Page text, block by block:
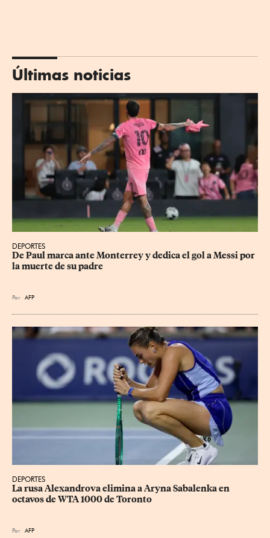
Últimas noticias
DEPORTES
De Paul marca ante Monterrey y dedica el gol a Messi por
la muerte de su padre
Por AFP
DEPORTES
La rusa Alexandrova elimina a Aryna Sabalenka en
octavos de WTA 1000 de Toronto
Por AFP